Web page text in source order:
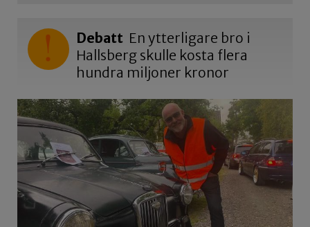
Debatt En ytterligare bro i
Hallsberg skulle kosta flera
hundra miljoner kronor